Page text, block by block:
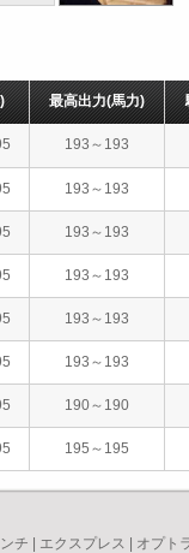
最高出力(馬力)
193～193
193～193
193～193
193～193
193～193
193～193
190～190
195～195
チ エクスプレス
オプト